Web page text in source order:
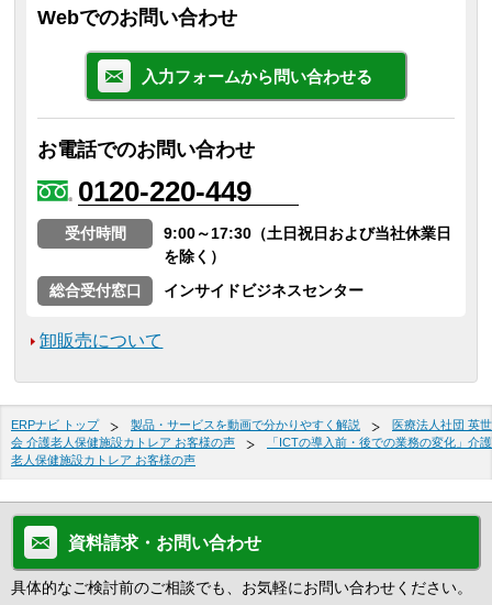
Webでのお問い合わせ
入力フォームから問い合わせる
お電話でのお問い合わせ
0120-220-449
受付時間
9:00～17:30（土日祝日および当社休業日
を除く）
総合受付窓口
インサイドビジネスセンター
卸販売について
ERPナビ トップ 製品・サービスを動画で分かりやすく解説
医療法人社団 英世
会 介護老人保健施設カトレア お客様の声
「ICTの導入前・後での業務の変化」介護
老人保健施設カトレア お客様の声
資料請求・お問い合わせ
具体的なご検討前のご相談でも、お気軽にお問い合わせください。